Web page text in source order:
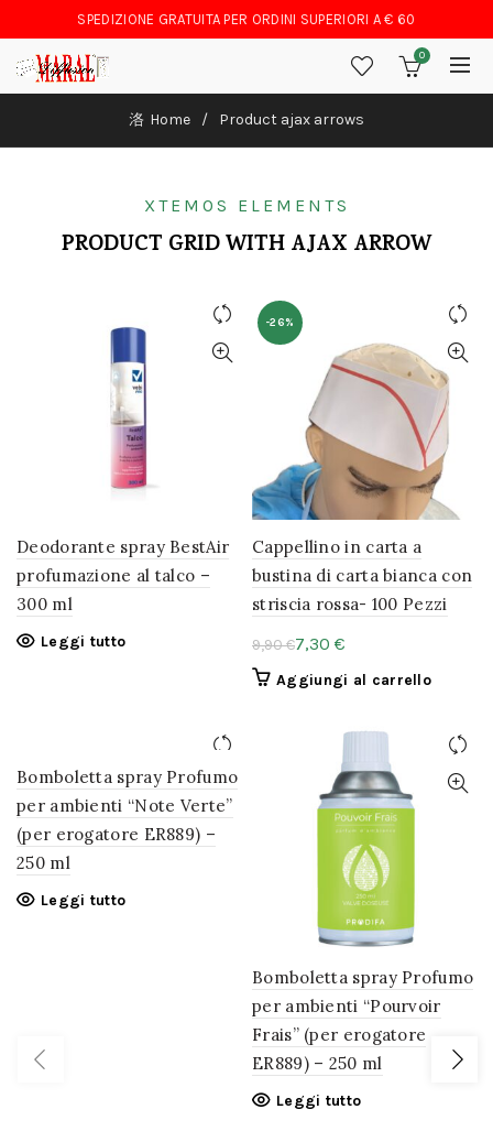
SPEDIZIONE GRATUITA PER ORDINI SUPERIORI A € 60
0
Home Product ajax arrows
XTEMOS ELEMENTS
PRODUCT GRID WITH AJAX ARROW
Deodorante spray BestAir
profumazione al talco –
300 ml
Leggi tutto
-26%
Cappellino in carta a
bustina di carta bianca con
striscia rossa- 100 Pezzi
9,90€7,30 €
Aggiungi al carrello
Bomboletta spray Profumo
per ambienti “Note Verte”
(per erogatore ER889) –
250 ml
Leggi tutto
Bomboletta spray Profumo
per ambienti “Pourvoir
Frais” (per erogatore
ER889) – 250 ml
Leggi tutto